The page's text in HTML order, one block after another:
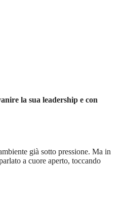
la sua leadership e con
già sotto pressione. Ma in
a cuore aperto, toccando